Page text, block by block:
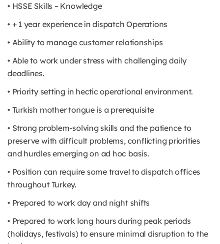
• HSSE Skills – Knowledge
• + 1 year experience in dispatch Operations
• Ability to manage customer relationships
• Able to work under stress with challenging daily
deadlines.
• Priority setting in hectic operational environment.
• Turkish mother tongue is a prerequisite
• Strong problem-solving skills and the patience to
preserve with difficult problems, conflicting priorities
and hurdles emerging on ad hoc basis.
• Position can require some travel to dispatch offices
throughout Turkey.
• Prepared to work day and night shifts
• Prepared to work long hours during peak periods
(holidays, festivals) to ensure minimal disruption to the